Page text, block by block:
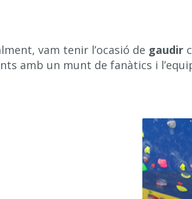
vam tenir l’ocasió de gaudir
amb un munt de fanàtics i